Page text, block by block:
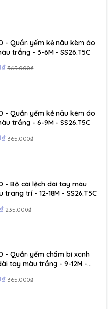
- Quần yếm kẻ nâu kèm áo
trắng - 3-6M - SS26.T5C
365.000₫
- Quần yếm kẻ nâu kèm áo
trắng - 6-9M - SS26.T5C
365.000₫
- Bộ cài lệch dài tay màu
trang trí - 12-18M - SS26.T5C
235.000₫
- Quần yếm chấm bi xanh
tay màu trắng - 9-12M -
365.000₫